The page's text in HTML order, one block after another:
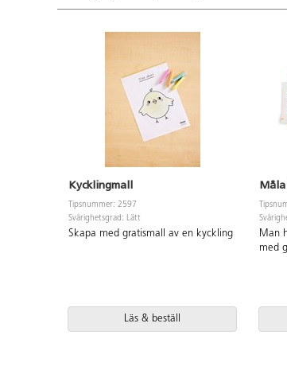
Kycklingmall
Tipsnummer: 2597
Svårighetsgrad: Lätt
Skapa med gratismall av en kyckling
Läs & beställ
Man
med